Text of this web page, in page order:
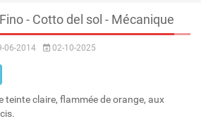
- Cotto del sol - Mécanique
06-2014 02-10-2025
teinte claire, flammée de orange, aux